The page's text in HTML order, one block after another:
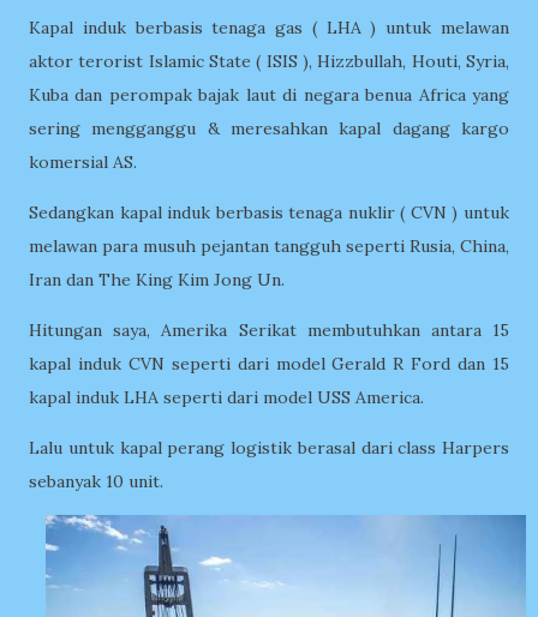
Kapal indukberbasis tenaga gas ( LHA ) untuk melawan
aktor terorist Islamic State ( ISIS ), Hizzbullah, Houti, Syria,
Kuba dan perompak bajak laut di negara benua Africa yang
sering mengganggu & meresahkan kapal dagang kargo
komersial AS.
Sedangkan kapal induk berbasis tenaga nuklir( CVN ) untuk
melawan para musuh pejantan tangguh seperti Rusia, China,
Iran dan The King Kim Jong Un.
Hitungan saya, Amerika Serikat membutuhkan antara 15
kapal induk CVN seperti dari model Gerald R Ford dan 15
kapal induk LHA seperti dari model USS America.
Lalu untuk kapal perang logistik berasal dari class Harpers
sebanyak 10 unit.